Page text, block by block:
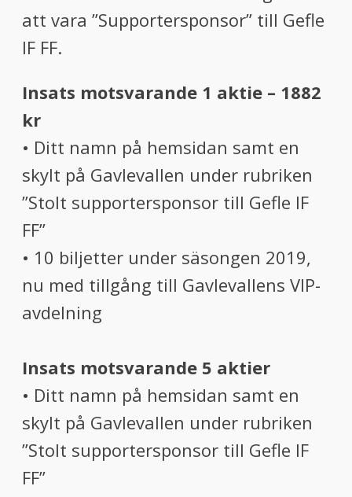
att vara ”Supportersponsor” till Gefle
IF FF.
Insats motsvarande 1 aktie – 1882
kr
• Ditt namn på hemsidan samt en
skylt på Gavlevallen under rubriken
”Stolt supportersponsor till Gefle IF
FF”
• 10 biljetter under säsongen 2019,
nu med tillgång till Gavlevallens VIP-
avdelning
Insats motsvarande 5 aktier
• Ditt namn på hemsidan samt en
skylt på Gavlevallen under rubriken
”Stolt supportersponsor till Gefle IF
FF”